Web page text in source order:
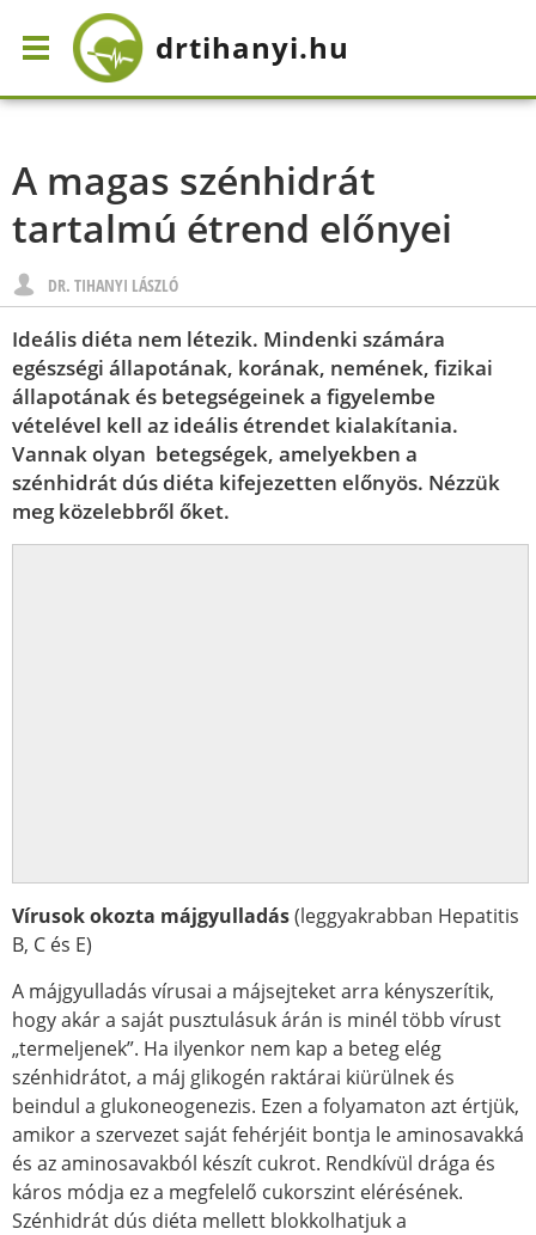
drtihanyi.hu
A magas szénhidrát
tartalmú étrend előnyei
DR. TIHANYI LÁSZLÓ
Ideális diéta nem létezik. Mindenki számára
egészségi állapotának, korának, nemének, fizikai
állapotának és betegségeinek a figyelembe
vételével kell az ideális étrendet kialakítania.
Vannak olyan betegségek, amelyekben a
szénhidrát dús diéta kifejezetten előnyös. Nézzük
meg közelebbről őket.
Vírusok okozta májgyulladás(leggyakrabban Hepatitis
B, C és E)
A májgyulladás vírusai a májsejteket arra kényszerítik,
hogy akár a saját pusztulásuk árán is minél több vírust
„termeljenek”. Ha ilyenkor nem kap a beteg elég
szénhidrátot, a máj glikogén raktárai kiürülnek és
beindul a glukoneogenezis. Ezen a folyamaton azt értjük,
amikor a szervezet saját fehérjéit bontja le aminosavakká
és az aminosavakból készít cukrot. Rendkívül drága és
káros módja ez a megfelelő cukorszint elérésének.
Szénhidrát dús diéta mellett blokkolhatjuk a